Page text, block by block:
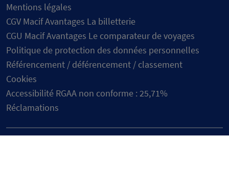
Mentions légales
CGV Macif Avantages La billetterie
CGU Macif Avantages Le comparateur de voyages
Politique de protection des données personnelles
Référencement / déférencement / classement
Cookies
Accessibilité RGAA non conforme : 25,71%
Réclamations